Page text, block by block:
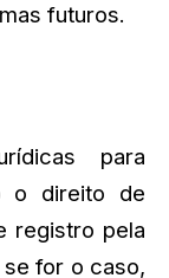
futuros.
para
o direito de
registro pela
for o caso,